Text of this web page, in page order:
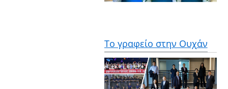
Το γραφείο στην Ουχάν